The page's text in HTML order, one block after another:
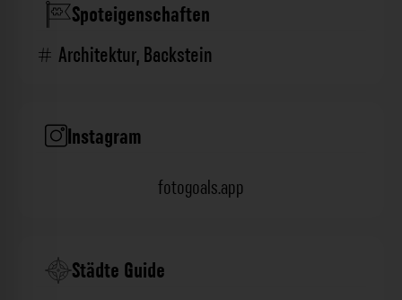
Spoteigenschaften
Architektur,Backstein
Instagram
fotogoals.app
Städte Guide